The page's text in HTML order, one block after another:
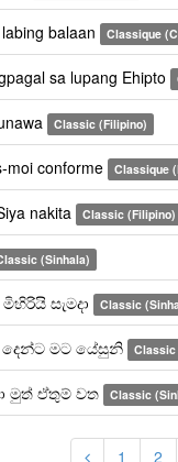
balaan Classique
sa lupang Ehipto
Classic (Filipino)
moi conforme Classique
nakita Classic (Filipino)
(Sinhala)
සැමදා Classic
මට යේසුනි Classic
මුත් ඒතුම් වත Classic
1 2